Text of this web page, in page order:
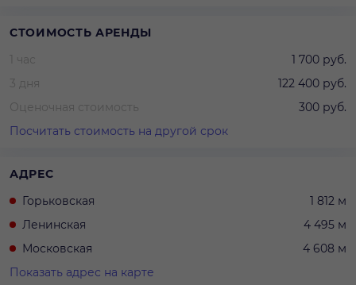
СТОИМОСТЬ АРЕНДЫ
1 час
1 700 руб.
3 дня
122 400 руб.
Оценочная стоимость
300 руб.
Посчитать стоимость на другой срок
АДРЕС
Горьковская
1 812 м
Ленинская
4 495 м
Московская
4 608 м
Показать адрес на карте